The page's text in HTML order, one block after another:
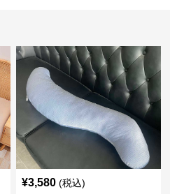
¥3,580 (税込)